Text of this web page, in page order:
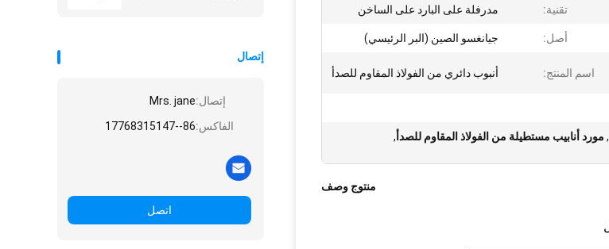
إتصال
إتصال:Mrs. jane
الفاكس:86--17768315147
اتصل
تقنية: مدرفلة على البارد على الساخن
أصل: جيانغسو الصين (البر الرئيسي)
اسم المنتج: أنبوب دائري من الفولاذ المقاوم للصدأ
, مورد أنابيب مستطيلة من الفولاذ المقاوم للصدأ ,
منتوج وصف